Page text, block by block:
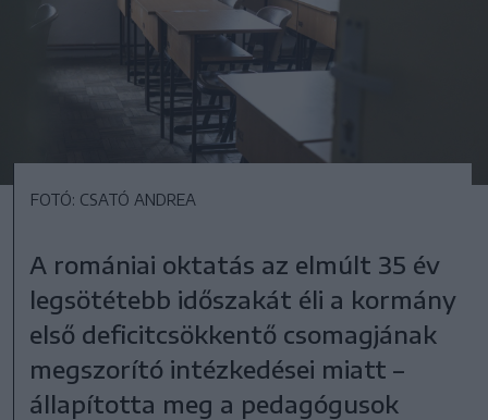
FOTÓ: CSATÓ ANDREA
A romániai oktatás az elmúlt 35 év
legsötétebb időszakát éli a kormány
első deficitcsökkentő csomagjának
megszorító intézkedései miatt –
állapította meg a pedagógusok